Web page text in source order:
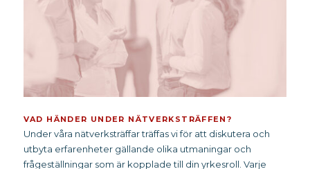
VAD HÄNDER UNDER NÄTVERKSTRÄFFEN?
Under våra nätverksträffar träffas vi för att diskutera och
utbyta erfarenheter gällande olika utmaningar och
frågeställningar som är kopplade till din yrkesroll. Varje